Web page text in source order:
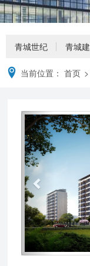
企业文化
青城世纪 青城
当前位置： 首页 >
Previous